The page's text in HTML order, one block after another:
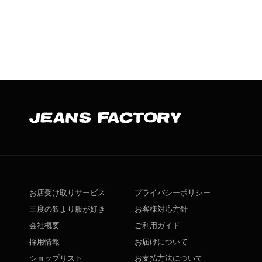
お店受け取りサービス
三度の飯より服が好き
会社概要
採用情報
ショップリスト
プライバシーポリシー
お客様対応方針
ご利用ガイド
お届けについて
お支払方法について